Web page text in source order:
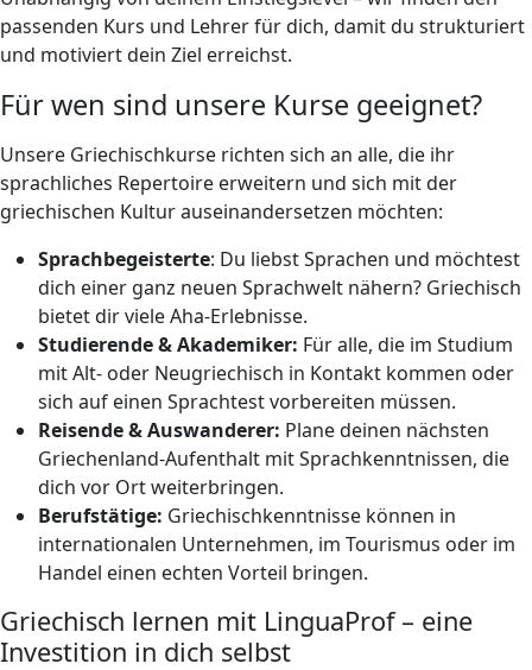
passenden Kurs und Lehrer für dich, damit du strukturiert
und motiviert dein Ziel erreichst.
Für wen sind unsere Kurse geeignet?
Unsere Griechischkurse richten sich an alle, die ihr
sprachliches Repertoire erweitern und sich mit der
griechischen Kultur auseinandersetzen möchten:
Sprachbegeisterte: Du liebst Sprachen und möchtest
dich einer ganz neuen Sprachwelt nähern? Griechisch
bietet dir viele Aha-Erlebnisse.
Studierende & Akademiker: Für alle, die im Studium
mit Alt- oder Neugriechisch in Kontakt kommen oder
sich auf einen Sprachtest vorbereiten müssen.
Reisende & Auswanderer: Plane deinen nächsten
Griechenland-Aufenthalt mit Sprachkenntnissen, die
dich vor Ort weiterbringen.
Berufstätige: Griechischkenntnisse können in
internationalen Unternehmen, im Tourismus oder im
Handel einen echten Vorteil bringen.
Griechisch lernen mit LinguaProf – eine
Investition in dich selbst